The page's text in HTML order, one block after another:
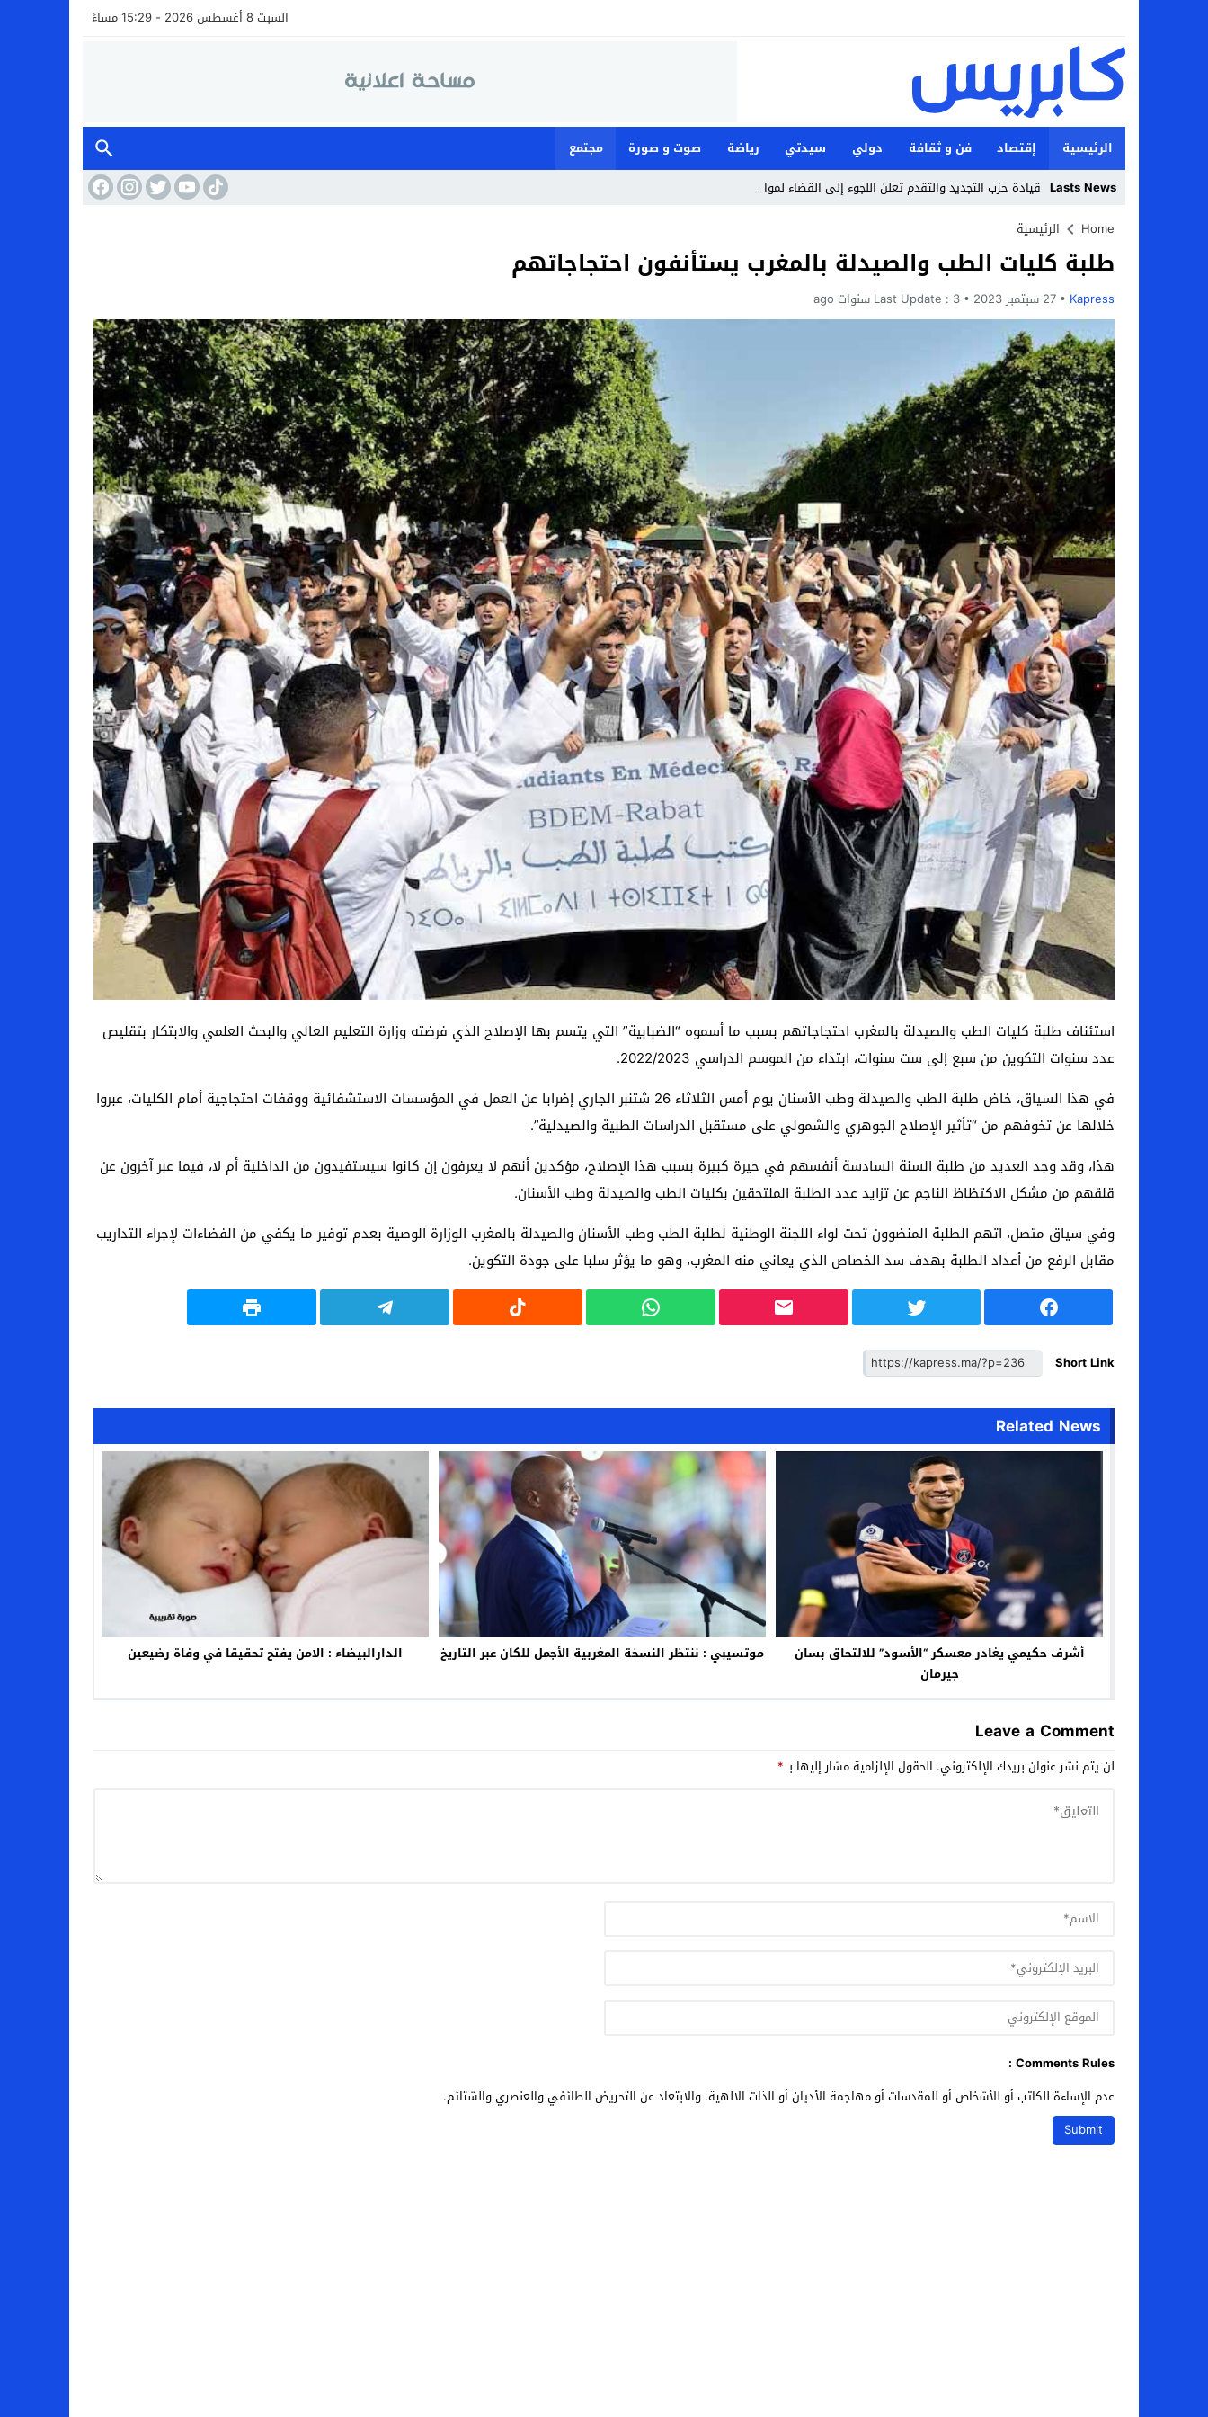
السبت 8 أغسطس 2026 - 15:29 مساءً
الرئيسية إقتصاد فن و ثقافة دولي سيدتي رياضة صوت و صورة
مجتمع
Lasts News قيادة حزب التجديد والتقدم تعلن اللجوء إلى القضاء لمواجهة ما وصفته _
Stop
Previous
Next
Home الرئيسية
طلبة كليات الطب والصيدلة بالمغرب يستأنفون احتجاجاتهم
Kapress 27 سبتمبر 2023 Last Update : 3 سنوات ago
استئناف طلبة كليات الطب والصيدلة بالمغرب احتجاجاتهم بسبب ما أسموه “الضبابية” التي يتسم بها الإصلاح الذي فرضته وزارة التعليم العالي والبحث العلمي والابتكار بتقليص
عدد سنوات التكوين من سبع إلى ست سنوات، ابتداء من الموسم الدراسي 2022/2023.
في هذا السياق، خاض طلبة الطب والصيدلة وطب الأسنان يوم أمس الثلاثاء 26 شتنبر الجاري إضرابا عن العمل في المؤسسات الاستشفائية ووقفات احتجاجية أمام الكليات، عبروا
خلالها عن تخوفهم من “تأثير الإصلاح الجوهري والشمولي على مستقبل الدراسات الطبية والصيدلية”.
هذا، وقد وجد العديد من طلبة السنة السادسة أنفسهم في حيرة كبيرة بسبب هذا الإصلاح، مؤكدين أنهم لا يعرفون إن كانوا سيستفيدون من الداخلية أم لا، فيما عبر آخرون عن
قلقهم من مشكل الاكتظاظ الناجم عن تزايد عدد الطلبة الملتحقين بكليات الطب والصيدلة وطب الأسنان.
وفي سياق متصل، اتهم الطلبة المنضوون تحت لواء اللجنة الوطنية لطلبة الطب وطب الأسنان والصيدلة بالمغرب الوزارة الوصية بعدم توفير ما يكفي من الفضاءات لإجراء التداريب
مقابل الرفع من أعداد الطلبة بهدف سد الخصاص الذي يعاني منه المغرب، وهو ما يؤثر سلبا على جودة التكوين.
Short Link
Related News
أشرف حكيمي يغادر معسكر “الأسود” للالتحاق بسان
جيرمان
موتسيبي : ننتظر النسخة المغربية الأجمل للكان عبر التاريخ الدارالبيضاء : الامن يفتح تحقيقا في وفاة رضيعين
Leave a Comment
لن يتم نشر عنوان بريدك الإلكتروني. الحقول الإلزامية مشار إليها بـ*
Comments Rules :
عدم الإساءة للكاتب أو للأشخاص أو للمقدسات أو مهاجمة الأديان أو الذات الالهية. والابتعاد عن التحريض الطائفي والعنصري والشتائم.